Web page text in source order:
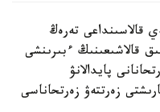
قالاسىنداعى تەرەڭ
قالاشىعىنىڭ ءبىرىنشى
پايدالانۋ
زەرتتەۋ زەرتحاناسى